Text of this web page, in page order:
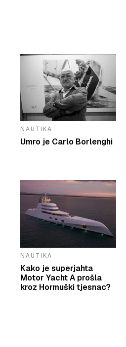
NAUTIKA
Umro je Carlo Borlenghi
NAUTIKA
Kako je superjahta
Motor Yacht A prošla
kroz Hormuški tjesnac?